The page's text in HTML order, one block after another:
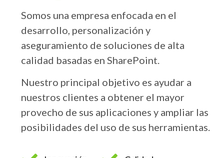
Somos una empresa enfocada en el
desarrollo, personalización y
aseguramiento de soluciones de alta
calidad basadas en SharePoint.
Nuestro principal objetivo es ayudar a
nuestros clientes a obtener el mayor
provecho de sus aplicaciones y ampliar las
posibilidades del uso de sus herramientas.